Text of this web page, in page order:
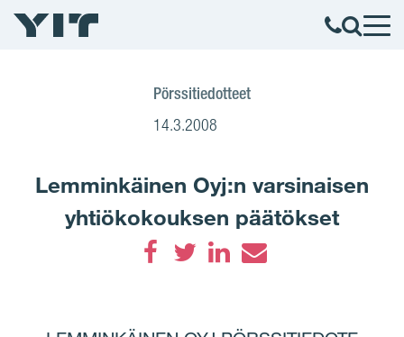
Pörssitiedotteet
14.3.2008
Lemminkäinen Oyj:n varsinaisen
yhtiökokouksen päätökset